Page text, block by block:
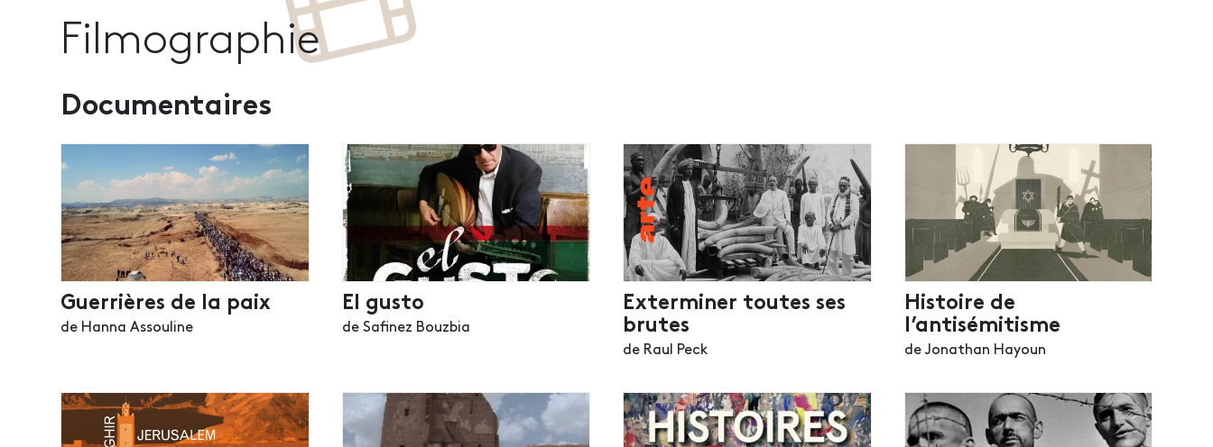
Filmographie
Documentaires
Guerrières de la paix
de Hanna Assouline
El gusto
de Safinez Bouzbia
Exterminer toutes ses
brutes
de Raul Peck
Histoire de
l’antisémitisme
de Jonathan Hayoun